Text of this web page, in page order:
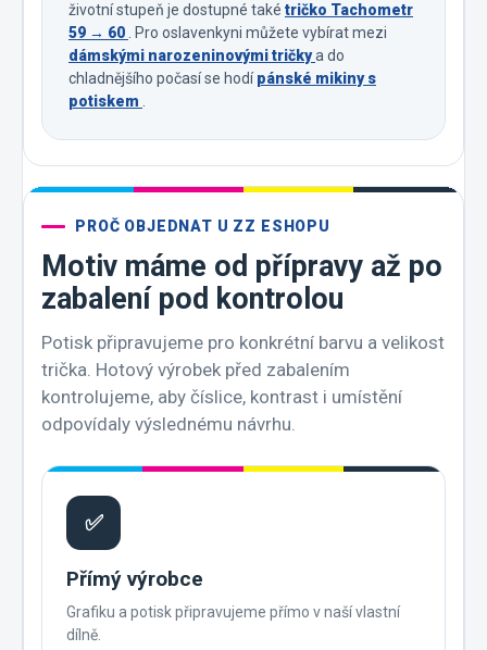
životní stupeň je dostupné také tričko Tachometr
59 → 60 . Pro oslavenkyni můžete vybírat mezi
dámskými narozeninovými tričkya do
chladnějšího počasí se hodípánské mikiny s
potiskem .
PROČ OBJEDNAT U ZZ ESHOPU
Motiv máme od přípravy až po
zabalení pod kontrolou
Potisk připravujeme pro konkrétní barvu a velikost
trička. Hotový výrobek před zabalením
kontrolujeme, aby číslice, kontrast i umístění
odpovídaly výslednému návrhu.
✅
Přímý výrobce
Grafiku a potisk připravujeme přímo v naší vlastní
dílně.